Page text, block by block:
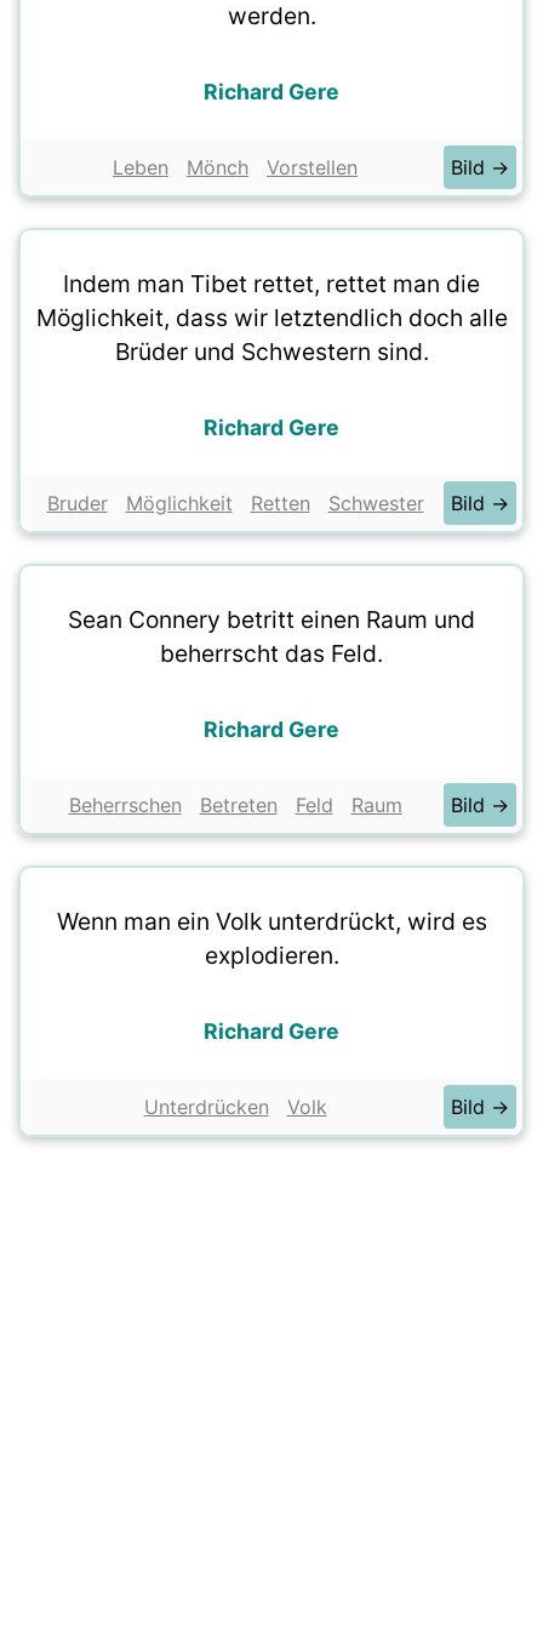
werden.
Richard Gere
Leben Mönch Vorstellen Bild →
Indem man Tibet rettet, rettet man die
Möglichkeit, dass wir letztendlich doch alle
Brüder und Schwestern sind.
Richard Gere
Bruder Möglichkeit Retten Schwester Bild →
Sean Connery betritt einen Raum und
beherrscht das Feld.
Richard Gere
Beherrschen Betreten Feld Raum Bild →
Wenn man ein Volk unterdrückt, wird es
explodieren.
Richard Gere
Unterdrücken Volk Bild →